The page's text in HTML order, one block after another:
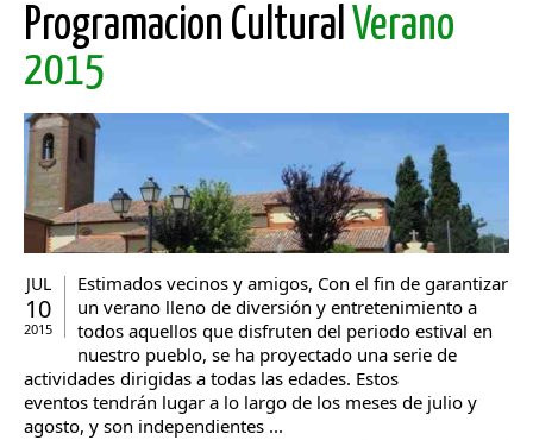
Programacion Cultural Verano
2015
JUL
10
2015
Estimados vecinos y amigos, Con el fin de garantizar
un verano lleno de diversión y entretenimiento a
todos aquellos que disfruten del periodo estival en
nuestro pueblo, se ha proyectado una serie de
actividades dirigidas a todas las edades. Estos
eventos tendrán lugar a lo largo de los meses de julio y
agosto, y son independientes ...